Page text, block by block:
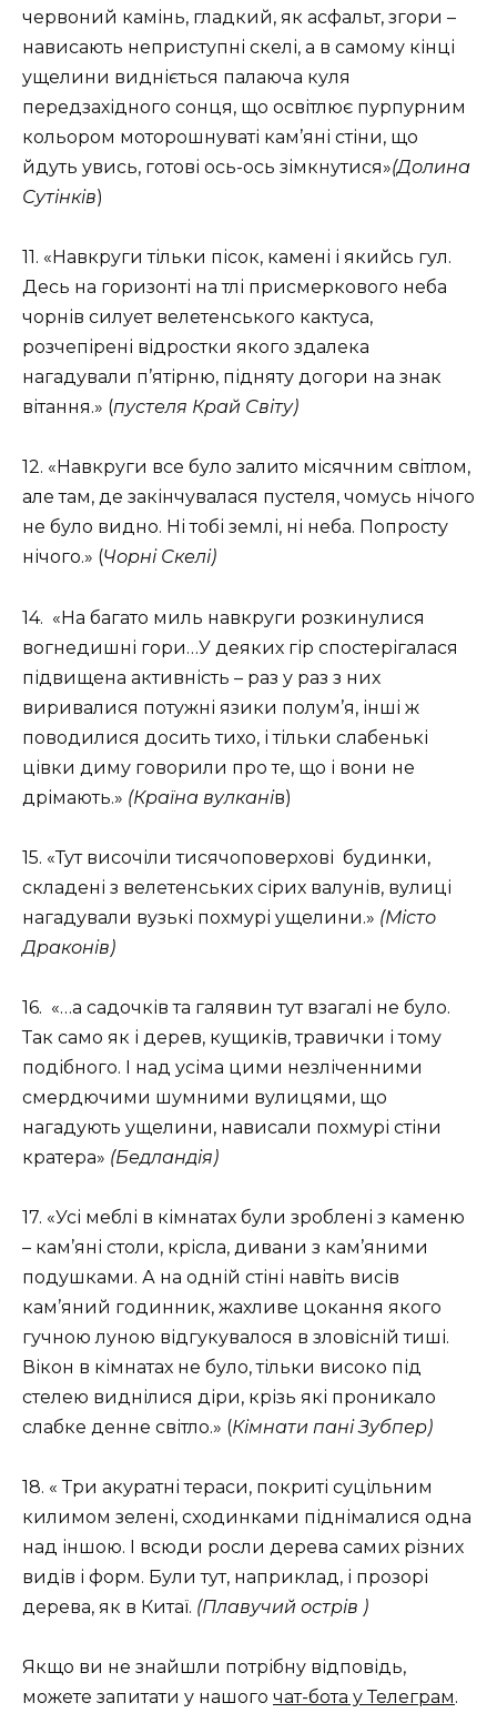
червоний камінь, гладкий, як асфальт, згори –
нависають неприступні скелі, а в самому кінці
ущелини видніється палаюча куля
передзахідного сонця, що освітлює пурпурним
кольором моторошнуваті кам’яні стіни, що
йдуть увись, готові ось-ось зімкнутися»(Долина
Сутінків)
11. «Навкруги тільки пісок, камені і якийсь гул.
Десь на горизонті на тлі присмеркового неба
чорнів силует велетенського кактуса,
розчепірені відростки якого здалека
нагадували п’ятірню, підняту догори на знак
вітання.» (пустеля Край Світу)
12. «Навкруги все було залито місячним світлом,
але там, де закінчувалася пустеля, чомусь нічого
не було видно. Ні тобі землі, ні неба. Попросту
нічого.» (Чорні Скелі)
14. «На багато миль навкруги розкинулися
вогнедишні гори…У деяких гір спостерігалася
підвищена активність – раз у раз з них
виривалися потужні язики полум’я, інші ж
поводилися досить тихо, і тільки слабенькі
цівки диму говорили про те, що і вони не
дрімають.» (Країна вулканів)
15. «Тут височіли тисячоповерхові будинки,
складені з велетенських сірих валунів, вулиці
нагадували вузькі похмурі ущелини.» (Місто
Драконів)
16. «…а садочків та галявин тут взагалі не було.
Так само як і дерев, кущиків, травички і тому
подібного. І над усіма цими незліченними
смердючими шумними вулицями, що
нагадують ущелини, нависали похмурі стіни
кратера» (Бедландія)
17. «Усі меблі в кімнатах були зроблені з каменю
– кам’яні столи, крісла, дивани з кам’яними
подушками. А на одній стіні навіть висів
кам’яний годинник, жахливе цокання якого
гучною луною відгукувалося в зловісній тиші.
Вікон в кімнатах не було, тільки високо під
стелею виднілися діри, крізь які проникало
слабке денне світло.» (Кімнати пані Зубпер)
18. « Три акуратні тераси, покриті суцільним
килимом зелені, сходинками піднімалися одна
над іншою. І всюди росли дерева самих різних
видів і форм. Були тут, наприклад, і прозорі
дерева, як в Китаї. (Плавучий острів )
Якщо ви не знайшли потрібну відповідь,
можете запитати у нашого чат-бота у Телеграм.